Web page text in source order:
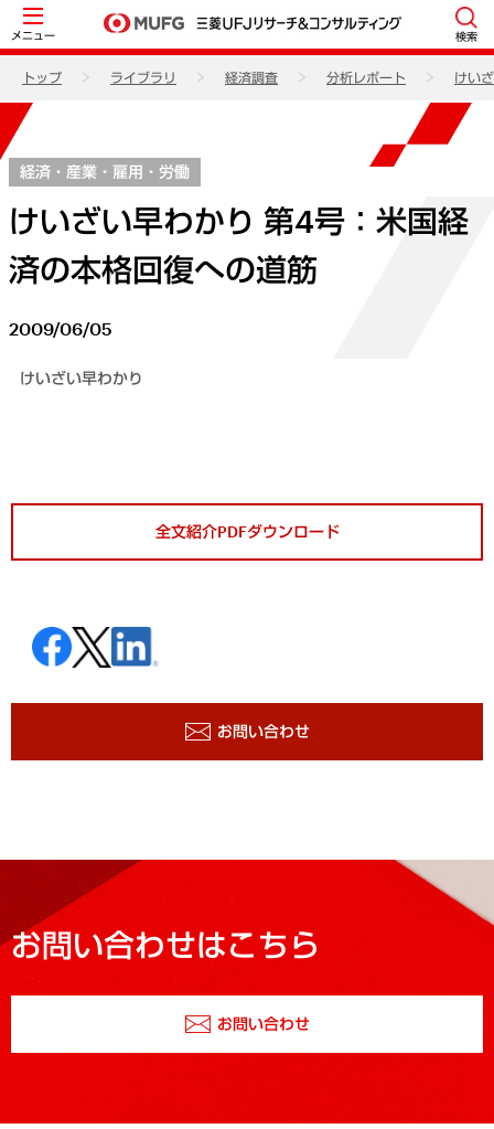
メニュー 検索
トップ ライブラリ 経済調査 分析レポート けい
経済・産業・雇用・労働
けいざい早わかり 第4号：米国経
済の本格回復への道筋
2009/06/05
けいざい早わかり
全文紹介PDFダウンロード
お問い合わせ
お問い合わせはこちら
お問い合わせ